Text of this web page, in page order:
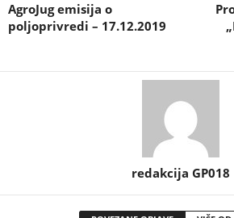
AgroJug emisija o
poljoprivredi – 17.12.2019
redakcija GP018